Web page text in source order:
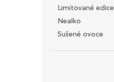
Limitované edice
Nealko
Sušené ovoce